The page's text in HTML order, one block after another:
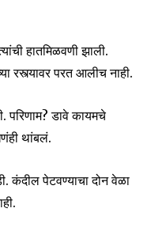
part of the
हातमिळवणी झाली.
रस्त्यावर परत आलीच नाही.
परिणाम? डावे कायमचे
थांबलं.
कंदील पेटवण्याचा दोन वेळा